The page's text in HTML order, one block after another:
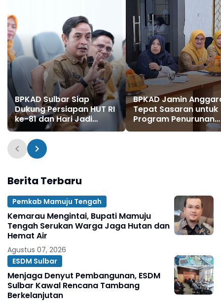
BPKAD Sulbar Siap
Dukung Persiapan HUT RI
ke-81 dan Hari Jadi
Sulbar ke-22
BPKAD Jamin
Tepat Sasaran untuk
Program Penurunan
Stunting
Berita Terbaru
Pemkab Mamuju Tengah
Kemarau Mengintai, Bupati Mamuju
Tengah Serukan Warga Jaga Hutan dan
Hemat Air
Agustus 07, 2026
ESDM Sulbar
Menjaga Denyut Pembangunan, ESDM
Sulbar Kawal Rencana Tambang
Berkelanjutan